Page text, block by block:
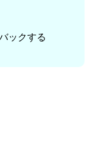
ックする